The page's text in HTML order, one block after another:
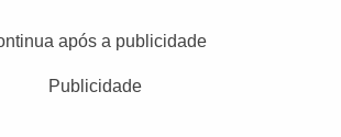
após a publicidade
Publicidade